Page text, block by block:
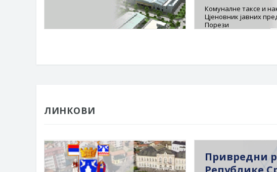
Комуналне таксе и
Цјеновник јавних
Порези
ЛИНКОВИ
Привредни